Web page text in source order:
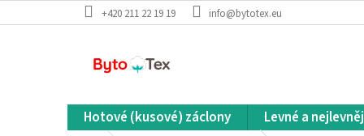
na
+420 211 22 19 19 info@bytotex.eu
Hotové (kusové) záclony Levné a